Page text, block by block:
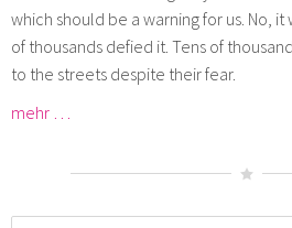
which should be a warning for us. No,
of thousands defied it. Tens of
to the streets despite their fear.
mehr …